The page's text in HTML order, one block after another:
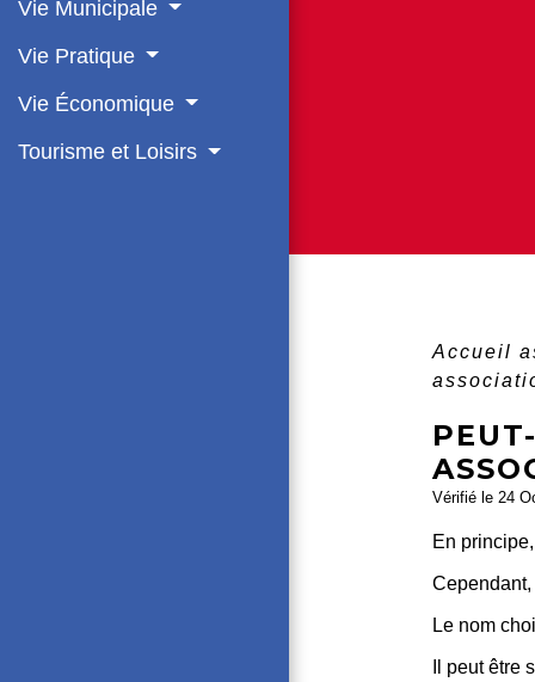
Vie Municipale
Vie Pratique
Vie Économique
Tourisme et Loisirs
Accueil
Vérifié le 24
En
Le nom
Il peut être